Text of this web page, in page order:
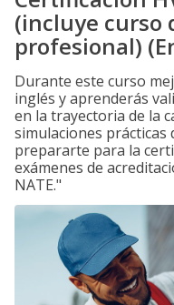
(incluye curso
profesional)
Durante este curso
inglés y aprenderás
en la trayectoria de la
simulaciones prácticas
prepararte para la
exámenes de
NATE."